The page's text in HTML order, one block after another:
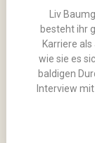
Liv
besteht ihr
Karriere
wie sie es
baldigen
Interview